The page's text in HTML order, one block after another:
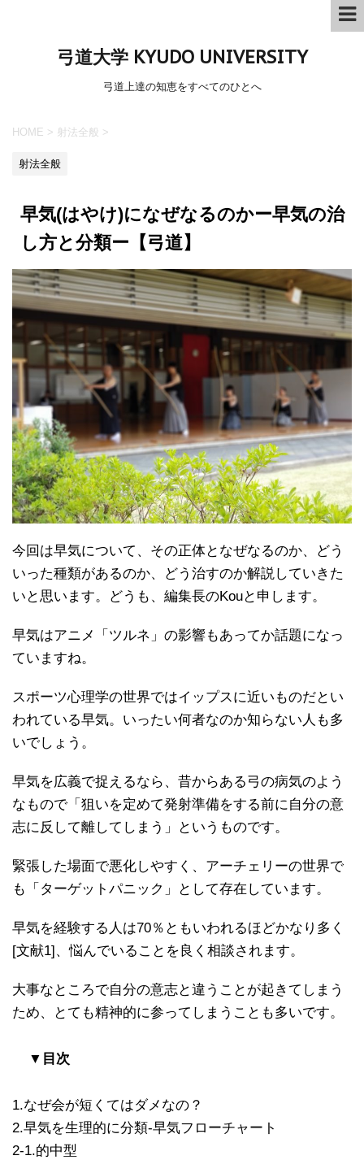
弓道大学 KYUDO UNIVERSITY
弓道上達の知恵をすべてのひとへ
HOME > 射法全般 >
射法全般
早気(はやけ)になぜなるのかー早気の治
し方と分類ー【弓道】
今回は早気について、その正体となぜなるのか、どう
いった種類があるのか、どう治すのか解説していきた
いと思います。どうも、編集長のKouと申します。
早気はアニメ「ツルネ」の影響もあってか話題になっ
ていますね。
スポーツ心理学の世界ではイップスに近いものだとい
われている早気。いったい何者なのか知らない人も多
いでしょう。
早気を広義で捉えるなら、昔からある弓の病気のよう
なもので「狙いを定めて発射準備をする前に自分の意
志に反して離してしまう」というものです。
緊張した場面で悪化しやすく、アーチェリーの世界で
も「ターゲットパニック」として存在しています。
早気を経験する人は70％ともいわれるほどかなり多く
[文献1]、悩んでいることを良く相談されます。
大事なところで自分の意志と違うことが起きてしまう
ため、とても精神的に参ってしまうことも多いです。
▼目次
1.なぜ会が短くてはダメなの？
2.早気を生理的に分類-早気フローチャート
2-1.的中型